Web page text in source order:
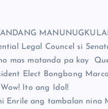
Legal Councel si
mas matanda pa kay
Elect Bongbong
Ito ang Idol!
Enrile ang tambalan nina